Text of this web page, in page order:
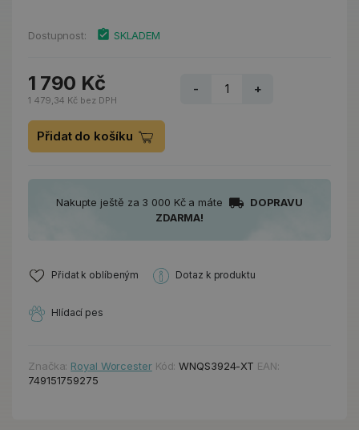
Dostupnost: SKLADEM
1 790 Kč
1 479,34 Kč bez DPH
- +
Přidat do košíku
Nakupte ještě za 3 000 Kč a máte
DOPRAVU
ZDARMA!
Přidat k oblíbeným Dotaz k produktu
Hlídací pes
Značka: Royal Worcester Kód:WNQS3924-XT EAN:
749151759275